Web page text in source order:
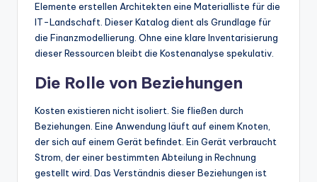
Elemente erstellen Architekten eine Materialliste für die
IT-Landschaft. Dieser Katalog dient als Grundlage für
die Finanzmodellierung. Ohne eine klare Inventarisierung
dieser Ressourcen bleibt die Kostenanalyse spekulativ.
Die Rolle von Beziehungen
Kosten existieren nicht isoliert. Sie fließen durch
Beziehungen. Eine Anwendung läuft auf einem Knoten,
der sich auf einem Gerät befindet. Ein Gerät verbraucht
Strom, der einer bestimmten Abteilung in Rechnung
gestellt wird. Das Verständnis dieser Beziehungen ist